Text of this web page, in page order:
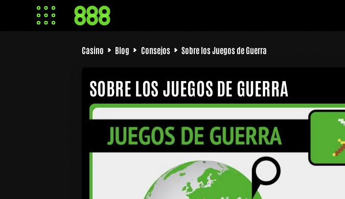
Casino Blog Consejos Sobre los Juegos de Guerra
SOBRE LOS JUEGOS DE GUERRA